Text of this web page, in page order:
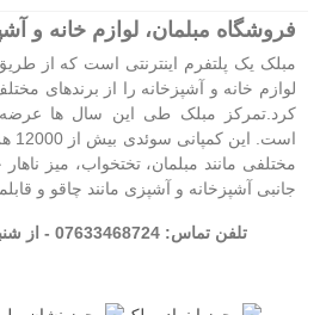
فروشگاه مبلمان، لوازم خانه و
مبلک یک پلتفرم اینترنتی است که از
لوازم خانه و آشپزخانه را از برندهای
کرد.تمرکز مبلک طی این سال ها
مختلفی مانند مبلمان، تختخواب، میز
جانبی آشپزخانه و آشپزی مانند چاقو و
تلفن تماس: 07633468724 - از شنبه تا پنج شنبه 9 تا 20